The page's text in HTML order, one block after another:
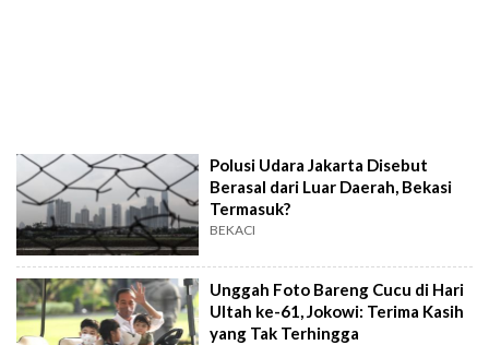
Polusi Udara Jakarta Disebut
Berasal dari Luar Daerah, Bekasi
Termasuk?
BEKACI
Unggah Foto Bareng Cucu di Hari
Ultah ke-61, Jokowi: Terima Kasih
yang Tak Terhingga